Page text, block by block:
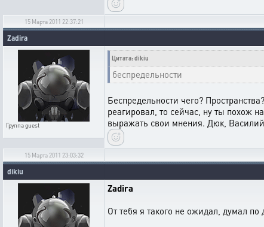
15 Марта 2011 22:37:21
Zadira
Группаguest
Цитата: dikiu
беспредельности
Беспредельности чего?
реагировал, то сейчас, ну ты похож
выражать свои мнения. Дюк,
15 Марта 2011 23:03:32
dikiu
Zadira
От тебя я такого не ожидал, думал по